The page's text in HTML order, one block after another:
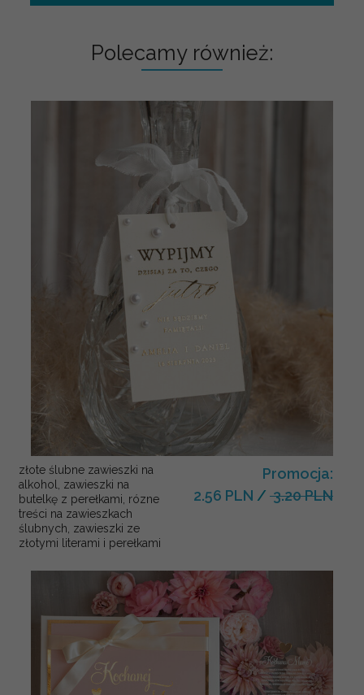
Polecamy również:
złote ślubne zawieszki na
alkohol, zawieszki na
butelkę z perełkami, rózne
treści na zawieszkach
ślubnych, zawieszki ze
złotymi literami i perełkami
Promocja:
2.56 PLN / 3.20 PLN